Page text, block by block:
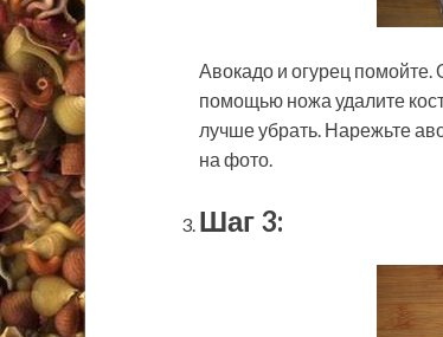
Авокадо и огурец
помощью ножа удалите
лучше убрать. Нарежьте
на фото.
Шаг 3: